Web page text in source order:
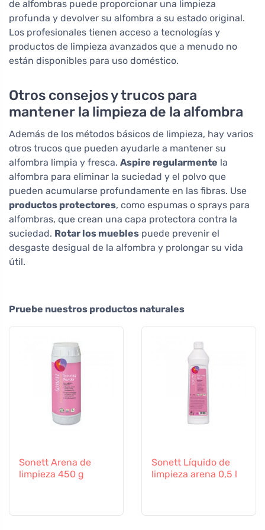
de alfombras puede proporcionar una limpieza
profunda y devolver su alfombra a su estado original.
Los profesionales tienen acceso a tecnologías y
productos de limpieza avanzados que a menudo no
están disponibles para uso doméstico.
Otros consejos y trucos para
mantener la limpieza de la alfombra
Además de los métodos básicos de limpieza, hay varios
otros trucos que pueden ayudarle a mantener su
alfombra limpia y fresca. Aspire regularmente la
alfombra para eliminar la suciedad y el polvo que
pueden acumularse profundamente en las fibras. Use
productos protectores, como espumas o sprays para
alfombras, que crean una capa protectora contra la
suciedad. Rotar los muebles puede prevenir el
desgaste desigual de la alfombra y prolongar su vida
útil.
Pruebe nuestros productos naturales
Sonett Arena de
limpieza 450 g
Sonett Líquido de
limpieza arena 0,5 l